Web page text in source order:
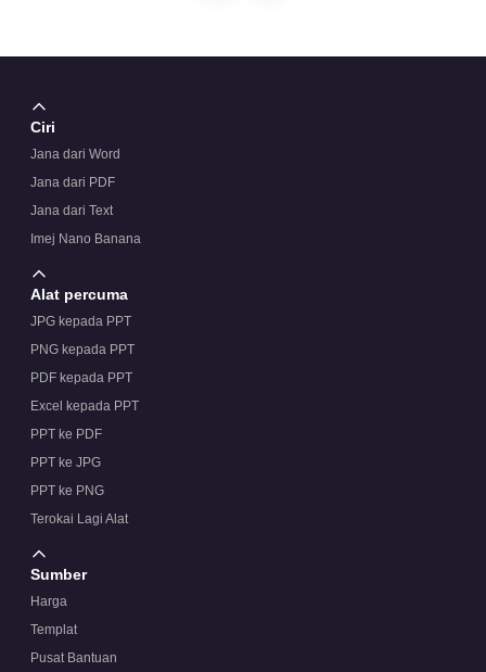
Ciri
Jana dari Word
Jana dari PDF
Jana dari Text
Imej Nano Banana
Alat percuma
JPG kepada PPT
PNG kepada PPT
PDF kepada PPT
Excel kepada PPT
PPT ke PDF
PPT ke JPG
PPT ke PNG
Terokai Lagi Alat
Sumber
Harga
Templat
Pusat Bantuan